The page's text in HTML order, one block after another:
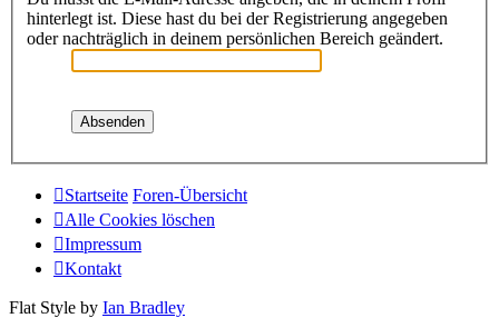
hinterlegt ist. Diese hast du bei der Registrierung angegeben
oder nachträglich in deinem persönlichen Bereich geändert.
Startseite Foren-Übersicht
Alle Cookies löschen
Impressum
Kontakt
Flat Style by Ian Bradley